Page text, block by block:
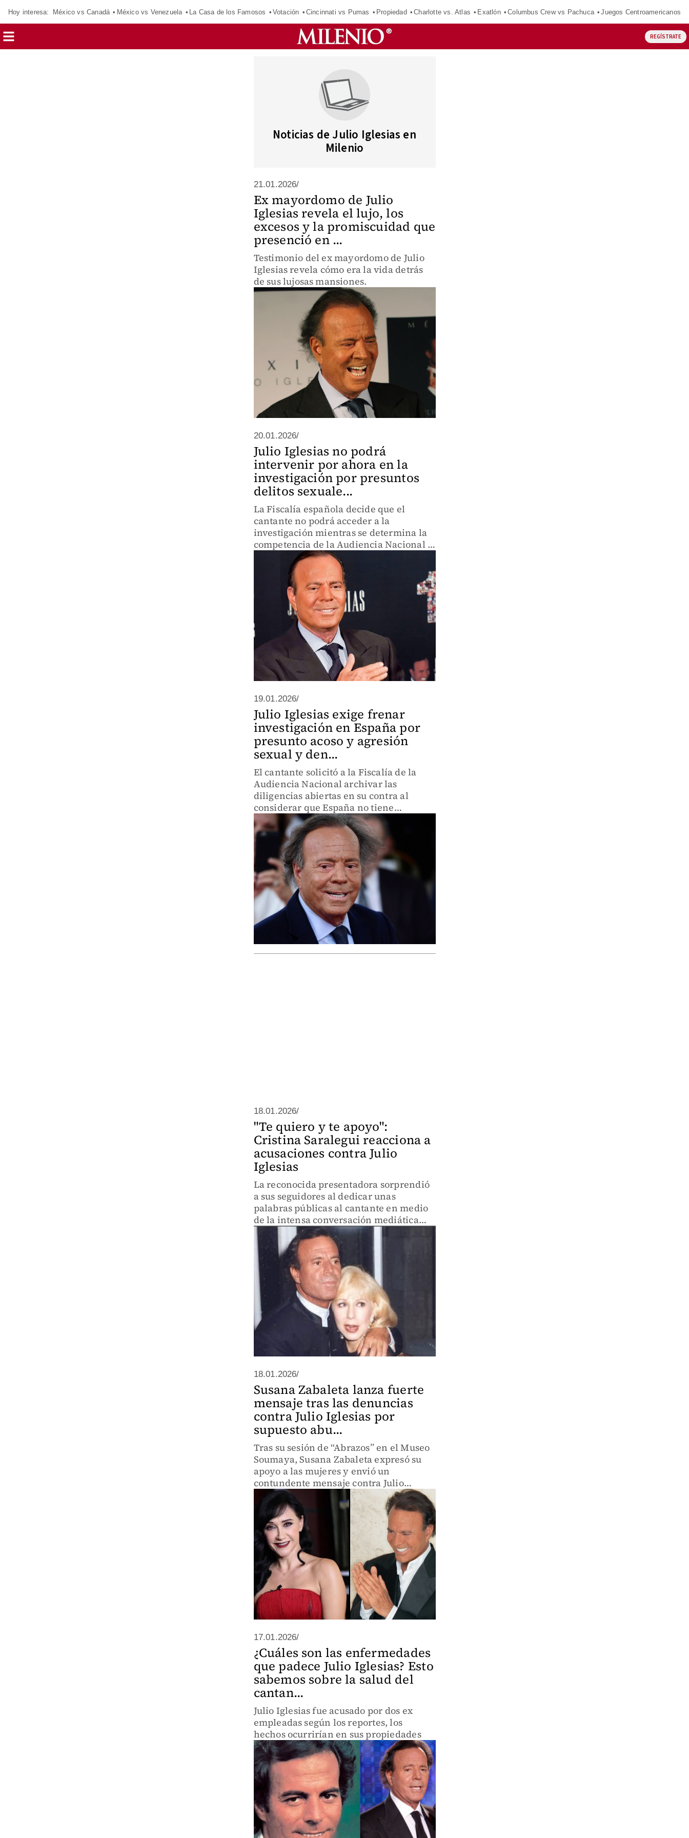
Hoy interesa: México vs Canadá México vs Venezuela La Casa de los Famosos Votación Cincinnati vs Pumas Propiedad Charlotte vs. Atlas Exatlón Columbus Crew vs Pachuca Juegos Centroamericanos
REGÍSTRATE
Noticias de Julio Iglesias en
Milenio
21.01.2026/
Ex mayordomo de Julio
Iglesias revela el lujo, los
excesos y la promiscuidad que
presenció en ...
Testimonio del ex mayordomo de Julio
Iglesias revela cómo era la vida detrás
de sus lujosas mansiones.
20.01.2026/
Julio Iglesias no podrá
intervenir por ahora en la
investigación por presuntos
delitos sexuale...
La Fiscalía española decide que el
cantante no podrá acceder a la
investigación mientras se determina la
competencia de la Audiencia Nacional y
no se le atribuya la condición de
sospechoso.
19.01.2026/
Julio Iglesias exige frenar
investigación en España por
presunto acoso y agresión
sexual y den...
El cantante solicitó a la Fiscalía de la
Audiencia Nacional archivar las
diligencias abiertas en su contra al
considerar que España no tiene
jurisdicción sobre los hechos, los cuales
han provocado un grave daño a su
imagen pública.
18.01.2026/
"Te quiero y te apoyo":
Cristina Saralegui reacciona a
acusaciones contra Julio
Iglesias
La reconocida presentadora sorprendió
a sus seguidores al dedicar unas
palabras públicas al cantante en medio
de la intensa conversación mediática
que lo rodea.
18.01.2026/
Susana Zabaleta lanza fuerte
mensaje tras las denuncias
contra Julio Iglesias por
supuesto abu...
Tras su sesión de “Abrazos” en el Museo
Soumaya, Susana Zabaleta expresó su
apoyo a las mujeres y envió un
contundente mensaje contra Julio
Iglesias, acusado de abuso sexual por
dos exempleadas.
17.01.2026/
¿Cuáles son las enfermedades
que padece Julio Iglesias? Esto
sabemos sobre la salud del
cantan...
Julio Iglesias fue acusado por dos ex
empleadas según los reportes, los
hechos ocurrirían en sus propiedades